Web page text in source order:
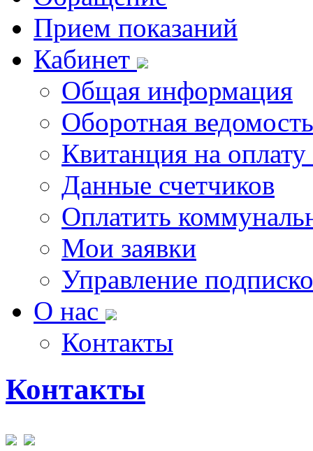
Прием показаний
Кабинет
Общая информация
Оборотная ведомость
Квитанция на
Данные счетчиков
Оплатить
Мои заявки
Управление
О нас
Контакты
Контакты